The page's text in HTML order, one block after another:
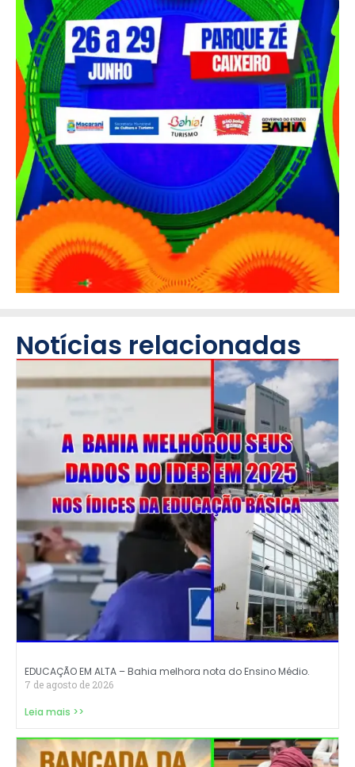
Notícias relacionadas
EDUCAÇÃO EM ALTA – Bahia melhora nota do Ensino Médio.
7 de agosto de 2026
Leia mais >>